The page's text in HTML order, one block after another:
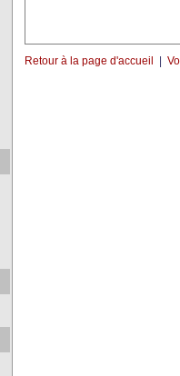
Retour à la page d'accueil